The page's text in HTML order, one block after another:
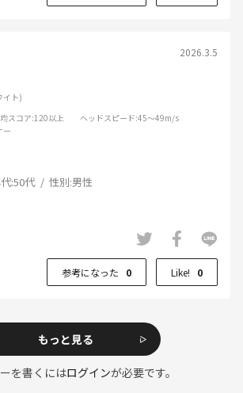
2026.3.5
イト)
スコア:120以上 ヘッドスピード:45～49m/s
ー
:50代 性別:男性
参考になった 0 Like! 0
もっと見る
を書くにはログインが必要です。